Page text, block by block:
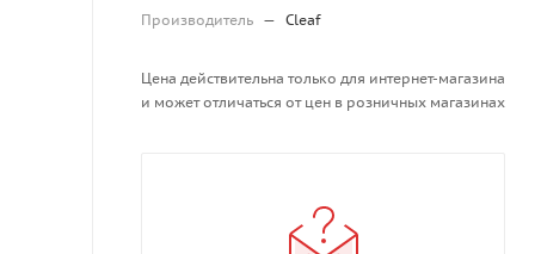
Производитель — Cleaf
Цена действительна только для интернет-магазина
и может отличаться от цен в розничных магазинах